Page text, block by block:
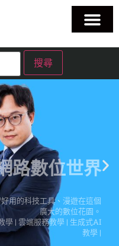
路數位世界
用的科技工具、漫遊在這個
廣大的數位花園。
學 | 雲端服務教學 | 生成式AI
教學 |
點擊這裡